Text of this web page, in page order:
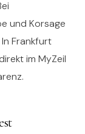
und Korsage
Frankfurt
direkt im MyZeil